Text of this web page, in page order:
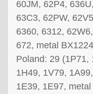
60JM, 62P4,
63C3, 62PW,
6360, 6312,
672, metal
Poland: 29 (1P71,
1H49, 1V79,
1E39, 1E97,